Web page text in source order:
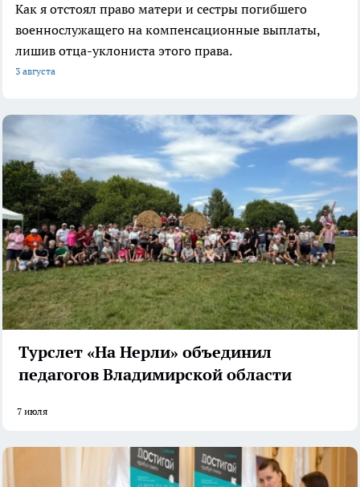
Как я отстоял право матери и сестры погибшего
военнослужащего на компенсационные выплаты,
лишив отца-уклониста этого права.
3 августа
Турслет «На Нерли» объединил
педагогов Владимирской области
7 июля